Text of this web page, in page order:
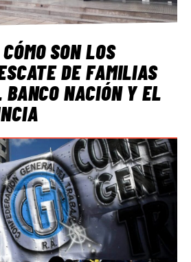
CÓMO SON LOS
DE FAMILIAS
BANCO NACIÓN Y EL